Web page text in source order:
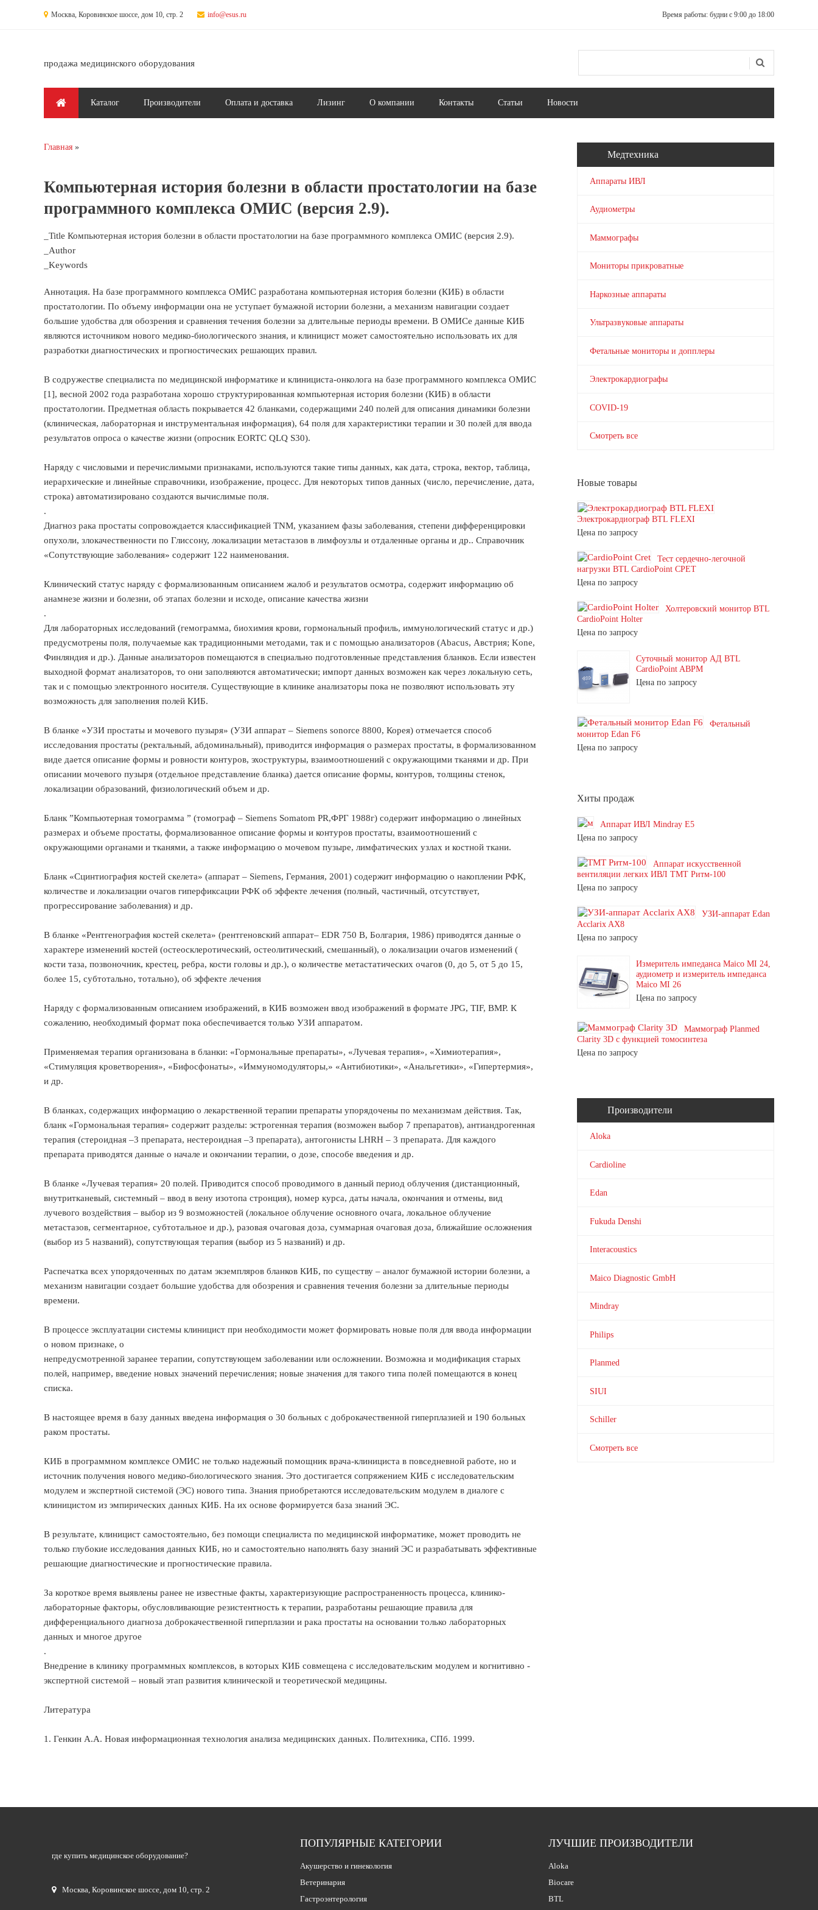
Москва, Коровинское шоссе, дом 10, стр. 2 info@esus.ru Время работы: будни с 9:00 до 18:00
продажа медицинского оборудования
Главное менюКаталог Производители Оплата и доставка Лизинг О компании Контакты Статьи Новости
Вы здесь
Главная
Компьютерная история болезни в области простатологии на базе
программного комплекса ОМИС (версия 2.9).
_Title Компьютерная история болезни в области простатологии на базе программного комплекса ОМИС (версия 2.9).
_Author
_Keywords
Аннотация. На базе программного комплекса ОМИС разработана компьютерная история болезни (КИБ) в области
простатологии. По объему информации она не уступает бумажной истории болезни, а механизм навигации создает
большие удобства для обозрения и сравнения течения болезни за длительные периоды времени. В ОМИСе данные КИБ
являются источником нового медико-биологического знания, и клиницист может самостоятельно использовать их для
разработки диагностических и прогностических решающих правил.
В содружестве специалиста по медицинской информатике и клинициста-онколога на базе программного комплекса ОМИС
[1], весной 2002 года разработана хорошо структурированная компьютерная история болезни (КИБ) в области
простатологии. Предметная область покрывается 42 бланками, содержащими 240 полей для описания динамики болезни
(клиническая, лабораторная и инструментальная информация), 64 поля для характеристики терапии и 30 полей для ввода
результатов опроса о качестве жизни (опросник EORTC QLQ S30).
Наряду с числовыми и перечислимыми признаками, используются такие типы данных, как дата, строка, вектор, таблица,
иерархические и линейные справочники, изображение, процесс. Для некоторых типов данных (число, перечисление, дата,
строка) автоматизировано создаются вычислимые поля.
.
Диагноз рака простаты сопровождается классификацией ТNM, указанием фазы заболевания, степени дифференцировки
опухоли, злокачественности по Глиссону, локализации метастазов в лимфоузлы и отдаленные органы и др.. Справочник
«Сопутствующие заболевания» содержит 122 наименования.
Клинический статус наряду с формализованным описанием жалоб и результатов осмотра, содержит информацию об
анамнезе жизни и болезни, об этапах болезни и исходе, описание качества жизни
.
Для лабораторных исследований (гемограмма, биохимия крови, гормональный профиль, иммунологический статус и др.)
предусмотрены поля, получаемые как традиционными методами, так и с помощью анализаторов (Abacus, Австрия; Kone,
Финляндия и др.). Данные анализаторов помещаются в специально подготовленные представления бланков. Если известен
выходной формат анализаторов, то они заполняются автоматически; импорт данных возможен как через локальную сеть,
так и с помощью электронного носителя. Существующие в клинике анализаторы пока не позволяют использовать эту
возможность для заполнения полей КИБ.
В бланке «УЗИ простаты и мочевого пузыря» (УЗИ аппарат – Siemens sonorce 8800, Корея) отмечается способ
исследования простаты (ректальный, абдоминальный), приводится информация о размерах простаты, в формализованном
виде дается описание формы и ровности контуров, эхоструктуры, взаимоотношений с окружающими тканями и др. При
описании мочевого пузыря (отдельное представление бланка) дается описание формы, контуров, толщины стенок,
локализации образований, физиологический объем и др.
Бланк ”Компьютерная томограмма ” (томограф – Siemens Somatom PR,ФРГ 1988г) содержит информацию о линейных
размерах и объеме простаты, формализованное описание формы и контуров простаты, взаимоотношений с
окружающими органами и тканями, а также информацию о мочевом пузыре, лимфатических узлах и костной ткани.
Бланк «Сцинтиография костей скелета» (аппарат – Siemens, Германия, 2001) содержит информацию о накоплении РФК,
количестве и локализации очагов гиперфиксации РФК об эффекте лечения (полный, частичный, отсутствует,
прогрессирование заболевания) и др.
В бланке «Рентгенография костей скелета» (рентгеновский аппарат– EDR 750 B, Болгария, 1986) приводятся данные о
характере изменений костей (остеосклеротический, остеолитический, смешанный), о локализации очагов изменений (
кости таза, позвоночник, крестец, ребра, кости головы и др.), о количестве метастатических очагов (0, до 5, от 5 до 15,
более 15, субтотально, тотально), об эффекте лечения
Наряду с формализованным описанием изображений, в КИБ возможен ввод изображений в формате JPG, TIF, BMP. К
сожалению, необходимый формат пока обеспечивается только УЗИ аппаратом.
Применяемая терапия организована в бланки: «Гормональные препараты», «Лучевая терапия», «Химиотерапия»,
«Стимуляция кроветворения», «Бифосфонаты», «Иммуномодуляторы,» «Антибиотики», «Анальгетики», «Гипертермия»,
и др.
В бланках, содержащих информацию о лекарственной терапии препараты упорядочены по механизмам действия. Так,
бланк «Гормональная терапия» содержит разделы: эстрогенная терапия (возможен выбор 7 препаратов), антиандрогенная
терапия (стероидная –3 препарата, нестероидная –3 препарата), антогонисты LHRH – 3 препарата. Для каждого
препарата приводятся данные о начале и окончании терапии, о дозе, способе введения и др.
В бланке «Лучевая терапия» 20 полей. Приводится способ проводимого в данный период облучения (дистанционный,
внутритканевый, системный – ввод в вену изотопа стронция), номер курса, даты начала, окончания и отмены, вид
лучевого воздействия – выбор из 9 возможностей (локальное облучение основного очага, локальное облучение
метастазов, сегментарное, субтотальное и др.), разовая очаговая доза, суммарная очаговая доза, ближайшие осложнения
(выбор из 5 названий), сопутствующая терапия (выбор из 5 названий) и др.
Распечатка всех упорядоченных по датам экземпляров бланков КИБ, по существу – аналог бумажной истории болезни, а
механизм навигации создает большие удобства для обозрения и сравнения течения болезни за длительные периоды
времени.
В процессе эксплуатации системы клиницист при необходимости может формировать новые поля для ввода информации
о новом признаке, о
непредусмотренной заранее терапии, сопутствующем заболевании или осложнении. Возможна и модификация старых
полей, например, введение новых значений перечисления; новые значения для такого типа полей помещаются в конец
списка.
В настоящее время в базу данных введена информация о 30 больных с доброкачественной гиперплазией и 190 больных
раком простаты.
КИБ в программном комплексе ОМИС не только надежный помощник врача-клинициста в повседневной работе, но и
источник получения нового медико-биологического знания. Это достигается сопряжением КИБ с исследовательским
модулем и экспертной системой (ЭС) нового типа. Знания приобретаются исследовательским модулем в диалоге с
клиницистом из эмпирических данных КИБ. На их основе формируется база знаний ЭС.
В результате, клиницист самостоятельно, без помощи специалиста по медицинской информатике, может проводить не
только глубокие исследования данных КИБ, но и самостоятельно наполнять базу знаний ЭС и разрабатывать эффективные
решающие диагностические и прогностические правила.
За короткое время выявлены ранее не известные факты, характеризующие распространенность процесса, клинико-
лабораторные факторы, обусловливающие резистентность к терапии, разработаны решающие правила для
дифференциального диагноза доброкачественной гиперплазии и рака простаты на основании только лабораторных
данных и многое другое
.
Внедрение в клинику программных комплексов, в которых КИБ совмещена с исследовательским модулем и когнитивно -
экспертной системой – новый этап развития клинической и теоретической медицины.
Литература
1. Генкин А.А. Новая информационная технология анализа медицинских данных. Политехника, СПб. 1999.
Медтехника
Аппараты ИВЛ
Аудиометры
Маммографы
Мониторы прикроватные
Наркозные аппараты
Ультразвуковые аппараты
Фетальные мониторы и допплеры
Электрокардиографы
COVID-19
Смотреть все
Новые товары
Электрокардиограф BTL FLEXI
Цена по запросу
Тест сердечно-легочной
нагрузки BTL CardioPoint CPET
Цена по запросу
Холтеровский монитор BTL
CardioPoint Holter
Цена по запросу
Суточный монитор АД BTL
CardioPoint ABPM
Цена по запросу
Фетальный
монитор Edan F6
Цена по запросу
Хиты продаж
Аппарат ИВЛ Mindray E5
Цена по запросу
Аппарат искусственной
вентиляции легких ИВЛ ТМТ Ритм-100
Цена по запросу
УЗИ-аппарат Edan
Acclarix AX8
Цена по запросу
Измеритель импеданса Maico MI 24,
аудиометр и измеритель импеданса
Maico MI 26
Цена по запросу
Маммограф Planmed
Clarity 3D с функцией томосинтеза
Цена по запросу
Производители
Aloka
Cardioline
Edan
Fukuda Denshi
Interacoustics
Maico Diagnostic GmbH
Mindray
Philips
Planmed
SIUI
Schiller
Смотреть все
где купить медицинское оборудование?
Москва, Коровинское шоссе, дом 10, стр. 2
ПОПУЛЯРНЫЕ КАТЕГОРИИ
Акушерство и гинекология
Ветеринария
Гастроэнтерология
ЛУЧШИЕ ПРОИЗВОДИТЕЛИ
Aloka
Biocare
BTL